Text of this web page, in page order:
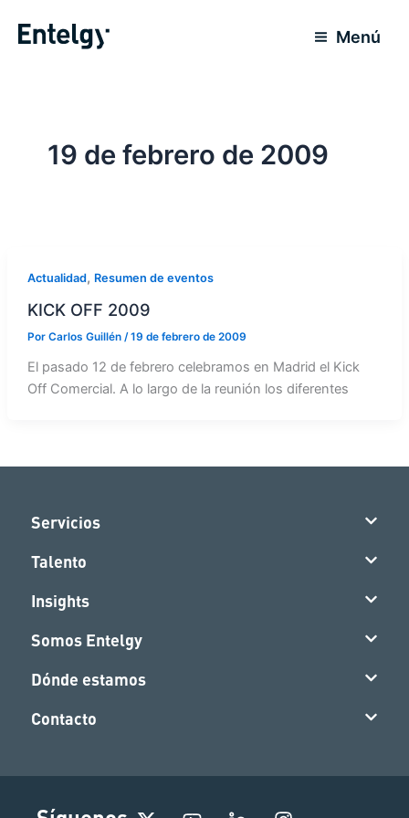
Menú
19 de febrero de 2009
Actualidad, Resumen de eventos
KICK OFF 2009
Por Carlos Guillén /19 de febrero de 2009
El pasado 12 de febrero celebramos en Madrid el Kick
Off Comercial. A lo largo de la reunión los diferentes
Servicios
Talento
Insights
Somos Entelgy
Dónde estamos
Contacto
I